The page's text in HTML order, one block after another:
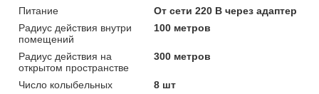
Питание
От сети 220 В через адаптер
Радиус действия внутри
помещений
100 метров
Радиус действия на
открытом пространстве
300 метров
Число колыбельных 8 шт